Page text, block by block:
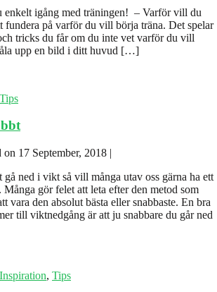
enkelt igång med träningen! – Varför vill du
fundera på varför du vill börja träna. Det spelar
tricks du får om du inte vet varför du vill
upp en bild i ditt huvud […]
Tips
on 17 September, 2018 |
ned i vikt så vill många utav oss gärna ha ett
gör felet att leta efter den metod som
vara den absolut bästa eller snabbaste. En bra
till viktnedgång är att ju snabbare du går ned
Inspiration, Tips